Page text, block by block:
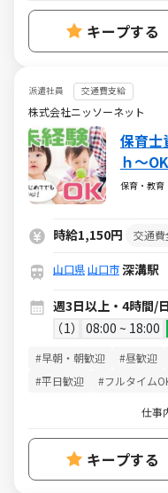
キープする
派遣社員 交通費支給
株式会社ニッソーネット
保育士
ｈ～
躍中♪
保育・教育
時給1,150円 交通費
山口県山口市深溝駅
週3日以上・4時間/
1
08:00 ~ 18:00
#早朝・朝歓迎 #昼歓迎
#平日歓迎
#フルタイム
仕事
キープする